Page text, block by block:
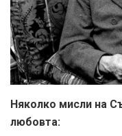
Няколко мисли на
любовта: